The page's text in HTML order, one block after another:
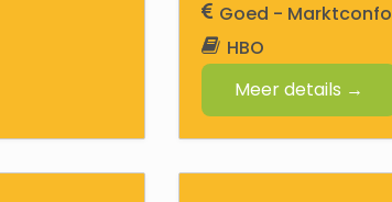
Goed -
HBO
Meer details